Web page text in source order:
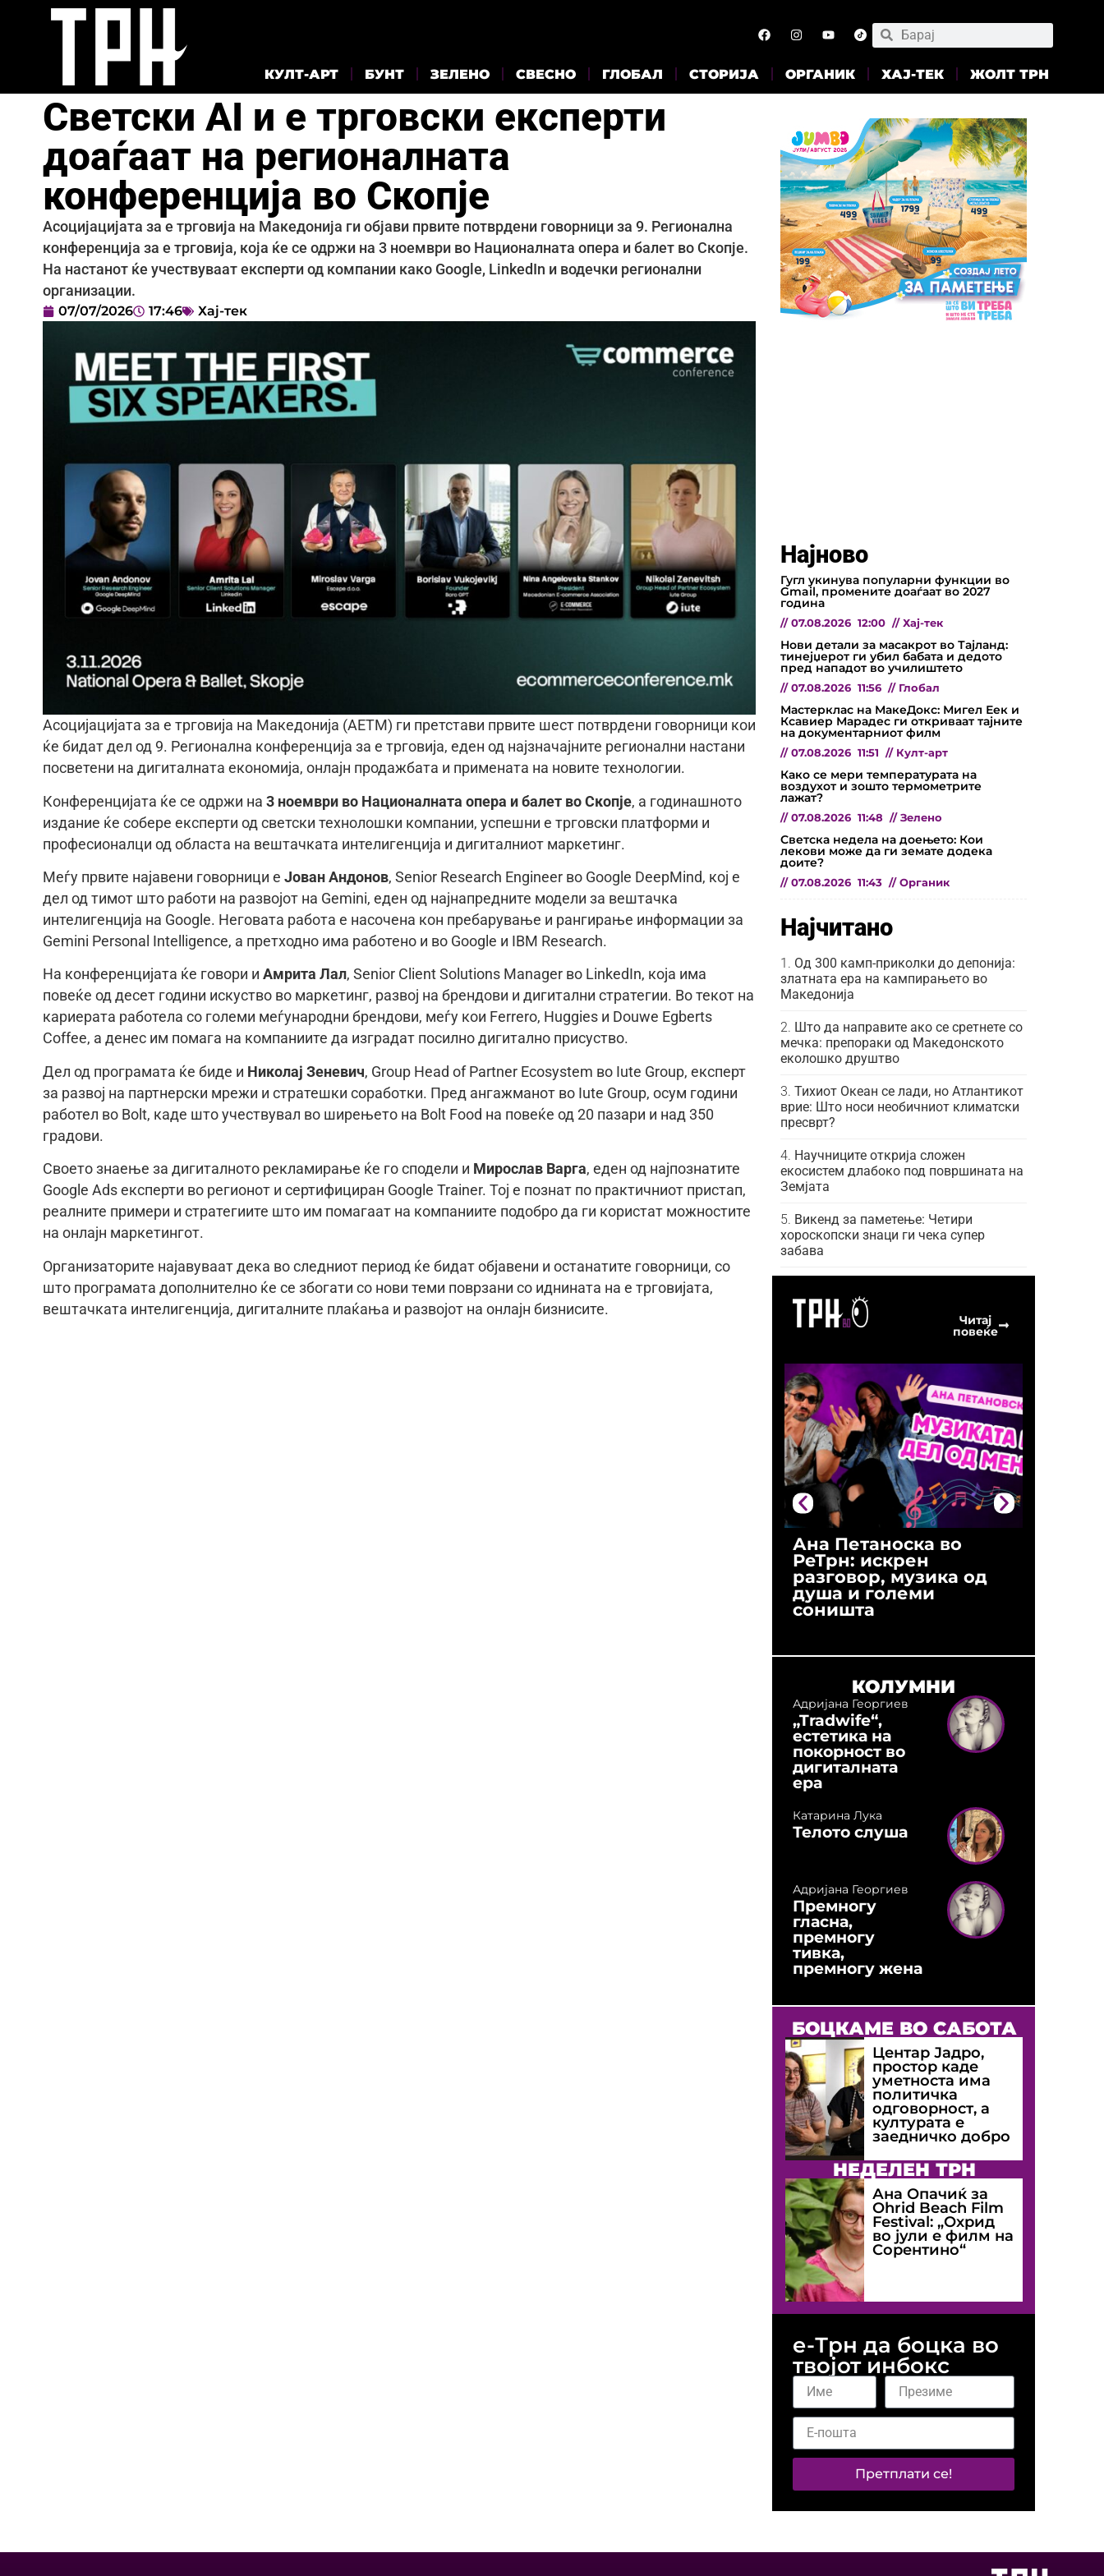
КУЛТ-АРТ БУНТ ЗЕЛЕНО СВЕСНО ГЛОБАЛ СТОРИЈА ОРГАНИК ХАЈ-ТЕК ЖОЛТ ТРН
Светски AI и е трговски експерти
доаѓаат на регионалната
конференција во Скопје
Асоцијацијата за е трговија на Македонија ги објави првите потврдени говорници за 9. Регионална
конференција за е трговија, која ќе се одржи на 3 ноември во Националната опера и балет во Скопје.
На настанот ќе учествуваат експерти од компании како Google, LinkedIn и водечки регионални
организации.
07/07/2026 17:46 Хај-тек
Асоцијацијата за е трговија на Македонија (АЕТМ) ги претстави првите шест потврдени говорници кои
ќе бидат дел од 9. Регионална конференција за е трговија, еден од најзначајните регионални настани
посветени на дигиталната економија, онлајн продажбата и примената на новите технологии.
Конференцијата ќе се одржи на 3 ноември во Националната опера и балет во Скопје, а годинашното
издание ќе собере експерти од светски технолошки компании, успешни е трговски платформи и
професионалци од областа на вештачката интелигенција и дигиталниот маркетинг.
Меѓу првите најавени говорници е Јован Андонов, Senior Research Engineer во Google DeepMind, кој е
дел од тимот што работи на развојот на Gemini, еден од најнапредните модели за вештачка
интелигенција на Google. Неговата работа е насочена кон пребарување и рангирање информации за
Gemini Personal Intelligence, а претходно има работено и во Google и IBM Research.
На конференцијата ќе говори и Амрита Лал, Senior Client Solutions Manager во LinkedIn, која има
повеќе од десет години искуство во маркетинг, развој на брендови и дигитални стратегии. Во текот на
кариерата работела со големи меѓународни брендови, меѓу кои Ferrero, Huggies и Douwe Egberts
Coffee, а денес им помага на компаниите да изградат посилно дигитално присуство.
Дел од програмата ќе биде и Николај Зеневич, Group Head of Partner Ecosystem во Iute Group, експерт
за развој на партнерски мрежи и стратешки соработки. Пред ангажманот во Iute Group, осум години
работел во Bolt, каде што учествувал во ширењето на Bolt Food на повеќе од 20 пазари и над 350
градови.
Своето знаење за дигиталното рекламирање ќе го сподели и Мирослав Варга, еден од најпознатите
Google Ads експерти во регионот и сертифициран Google Trainer. Тој е познат по практичниот пристап,
реалните примери и стратегиите што им помагаат на компаниите подобро да ги користат можностите
на онлајн маркетингот.
Организаторите најавуваат дека во следниот период ќе бидат објавени и останатите говорници, со
што програмата дополнително ќе се збогати со нови теми поврзани со иднината на е трговијата,
вештачката интелигенција, дигиталните плаќања и развојот на онлајн бизнисите.
Најново
Гугл укинува популарни функции во
Gmail, промените доаѓаат во 2027
година
// 07.08.2026 12:00 // Хај-тек
Нови детали за масакрот во Тајланд:
тинејџерот ги убил бабата и дедото
пред нападот во училиштето
// 07.08.2026 11:56 // Глобал
Мастерклас на МакеДокс: Мигел Еек и
Ксавиер Марадес ги откриваат тајните
на документарниот филм
// 07.08.2026 11:51 // Култ-арт
Како се мери температурата на
воздухот и зошто термометрите
лажат?
// 07.08.2026 11:48 // Зелено
Светска недела на доењето: Кои
лекови може да ги земате додека
доите?
// 07.08.2026 11:43 // Органик
Најчитано
Од 300 камп-приколки до депонија:
златната ера на кампирањето во
Македонија
Што да направите ако се сретнете со
мечка: препораки од Македонското
еколошко друштво
Тихиот Океан се лади, но Атлантикот
врие: Што носи необичниот климатски
пресврт?
Научниците открија сложен
екосистем длабоко под површината на
Земјата
Викенд за паметење: Четири
хороскопски знаци ги чека супер
забава
Читај
повеќе
Ана Петаноска во
РеТрн: искрен
разговор, музика од
душа и големи
соништа
КОЛУМНИ
Адријана Георгиев
„Tradwife“,
естетика на
покорност во
дигиталната
ера
Катарина Лука
Телото слуша
Адријана Георгиев
Премногу
гласна,
премногу
тивка,
премногу жена
БОЦКАМЕ ВО САБОТА
Центар Јадро,
простор каде
уметноста има
политичка
одговорност, а
културата е
заедничко добро
НЕДЕЛЕН ТРН
Ана Опачиќ за
Оhrid Beach Film
Festival: „Охрид
во јули е филм на
Сорентино“
е-Трн да боцка во
твојот инбокс
Претплати се!